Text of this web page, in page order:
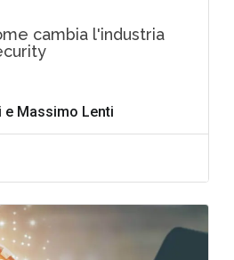
cambia l'industria
e Massimo Lenti